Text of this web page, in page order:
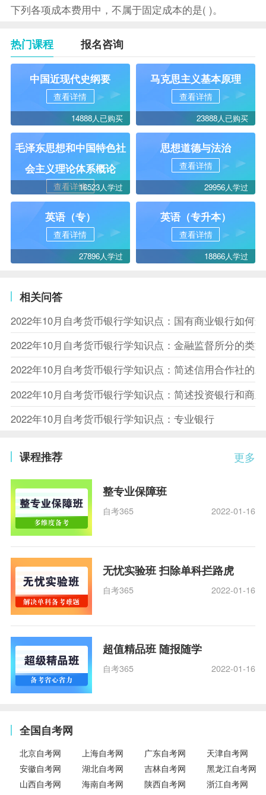
下列各项成本费用中，不属于固定成本的是( )。
热门课程 报名咨询
中国近现代史纲要
查看详情
14888人已购买
马克思主义基本原理
查看详情
23888人已购买
毛泽东思想和中国特色社
会主义理论体系概论
查看详情16523人学过
思想道德与法治
查看详情
29956人学过
英语（专）
查看详情
27896人学过
英语（专升本）
查看详情
18866人学过
相关问答
2022年10月自考货币银行学知识点：国有商业银行如何
2022年10月自考货币银行学知识点：金融监督所分的类型
2022年10月自考货币银行学知识点：简述信用合作社的
2022年10月自考货币银行学知识点：简述投资银行和商
2022年10月自考货币银行学知识点：专业银行
更多
课程推荐
整专业保障班
自考365 2022-01-16
无忧实验班 扫除单科拦路虎
自考365 2022-01-16
超值精品班 随报随学
自考365 2022-01-16
全国自考网
北京自考网 上海自考网 广东自考网
天津自考网
安徽自考网
湖北自考网 吉林自考网
黑龙江自考网
山西自考网
海南自考网 陕西自考网
浙江自考网